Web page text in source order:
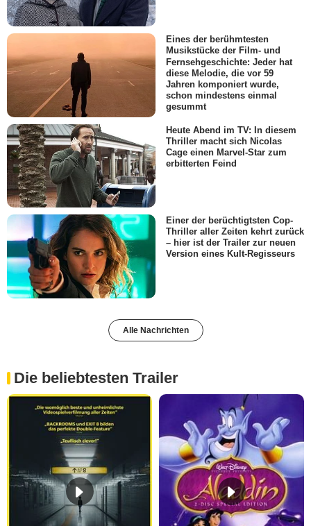
Eines der berühmtesten
Musikstücke der Film- und
Fernsehgeschichte: Jeder hat
diese Melodie, die vor 59
Jahren komponiert wurde,
schon mindestens einmal
gesummt
Heute Abend im TV: In diesem
Thriller macht sich Nicolas
Cage einen Marvel-Star zum
erbitterten Feind
Einer der berüchtigtsten Cop-
Thriller aller Zeiten kehrt zurück
– hier ist der Trailer zur neuen
Version eines Kult-Regisseurs
Alle Nachrichten
Die beliebtesten Trailer